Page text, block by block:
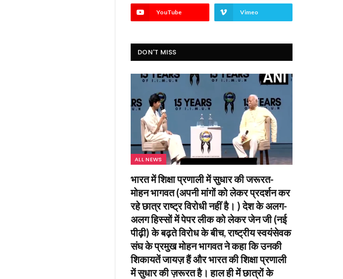
YouTube Vimeo
DON'T MISS
ALL NEWS
भारत में शिक्षा प्रणाली में सुधार की जरूरत-
मोहन भागवत (अपनी मांगों को लेकर प्रदर्शन कर
रहे छात्र राष्ट्र विरोधी नहीं है। ) देश के अलग-
अलग हिस्सों में पेपर लीक को लेकर जेन जी (नई
पीढ़ी) के बढ़ते विरोध के बीच, राष्ट्रीय स्वयंसेवक
संघ के प्रमुख मोहन भागवत ने कहा कि उनकी
शिकायतें जायज़ हैं और भारत की शिक्षा प्रणाली
में सुधार की ज़रूरत है। हाल ही में छात्रों के